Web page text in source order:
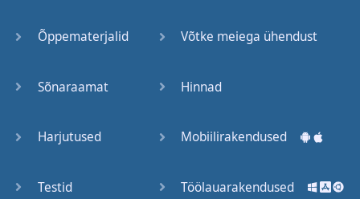
Õppematerjalid
Sõnaraamat
Harjutused
Testid
Võtke meiega ühendust
Hinnad
Mobiilirakendused
Töölauarakendused